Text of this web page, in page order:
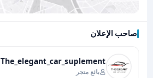
صاحب الإعلان
The_elegant_car_suplement
بائع متجر